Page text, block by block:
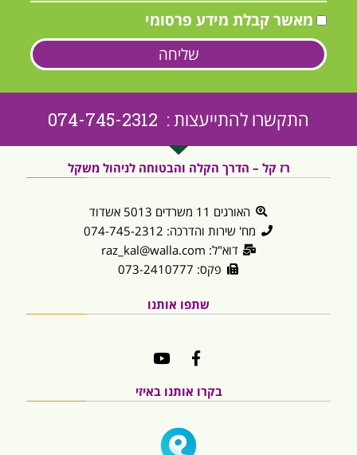
מאשר קבלת מידע פרסומי
שליחה
התקשרו להתייעצות : 074-745-2312
רז קל – הדרך הקלה והבטוחה לניהול משקל
האורגים 11 משרדים 5013 אשדוד
מח' שירות והדרכה: 074-745-2312
דוא"ל: raz_kal@walla.com
פקס: 073-2410777
שתפו אותנו
בקרו אותנו באיזי